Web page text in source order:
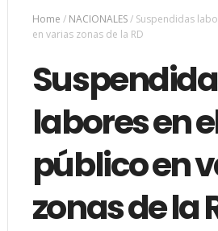
Home / NACIONALES/ Suspendidas
en varias zonas de la RD
labores en
público en
zonas de la